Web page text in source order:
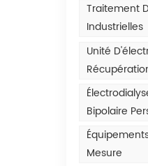
Traitement
Industrielles
Unité
Bipolaire
Mesure